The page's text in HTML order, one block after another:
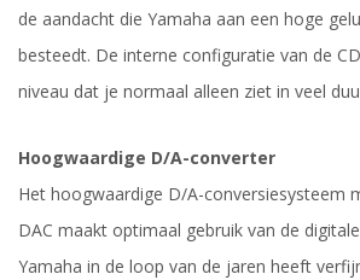
de aandacht die Yamaha aan een hoge
besteedt. De interne configuratie van de
niveau dat je normaal alleen ziet in veel
Hoogwaardige D/A-converter
Het hoogwaardige D/A-conversiesysteem
DAC maakt optimaal gebruik van de
Yamaha in de loop van de jaren heeft